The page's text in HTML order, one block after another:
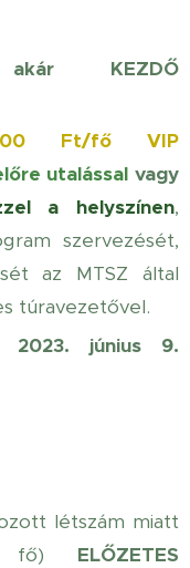
KEZDŐ
Ft/fő VIP
utalással vagy
a helyszínen,
szervezését,
az MTSZ által
túravezetővel.
2023. június 9.
létszám miatt
fő) ELŐZETES